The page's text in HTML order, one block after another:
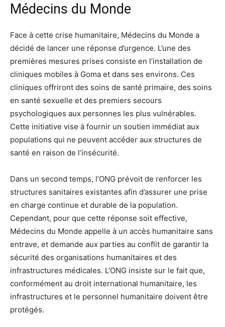
Médecins du Monde
Face à cette crise humanitaire, Médecins du Monde a
décidé de lancer une réponse d’urgence. L’une des
premières mesures prises consiste en l’installation de
cliniques mobiles à Goma et dans ses environs. Ces
cliniques offriront des soins de santé primaire, des soins
en santé sexuelle et des premiers secours
psychologiques aux personnes les plus vulnérables.
Cette initiative vise à fournir un soutien immédiat aux
populations qui ne peuvent accéder aux structures de
santé en raison de l’insécurité.
Dans un second temps, l’ONG prévoit de renforcer les
structures sanitaires existantes afin d’assurer une prise
en charge continue et durable de la population.
Cependant, pour que cette réponse soit effective,
Médecins du Monde appelle à un accès humanitaire sans
entrave, et demande aux parties au conflit de garantir la
sécurité des organisations humanitaires et des
infrastructures médicales. L’ONG insiste sur le fait que,
conformément au droit international humanitaire, les
infrastructures et le personnel humanitaire doivent être
protégés.